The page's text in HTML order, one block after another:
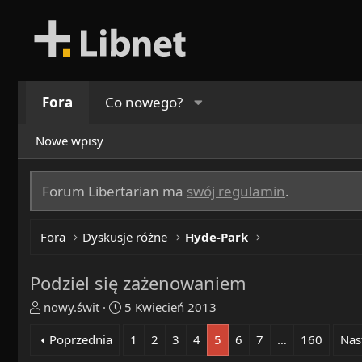
Fora Co nowego?
Nowe wpisy
Forum Libertarian ma swój regulamin.
Fora Dyskusje różne Hyde-Park
Podziel się zażenowaniem
T
r
nowy.świt
R
5 Kwiecień 2013
Poprzednia
1 2 3 4 5 6 7 … 160